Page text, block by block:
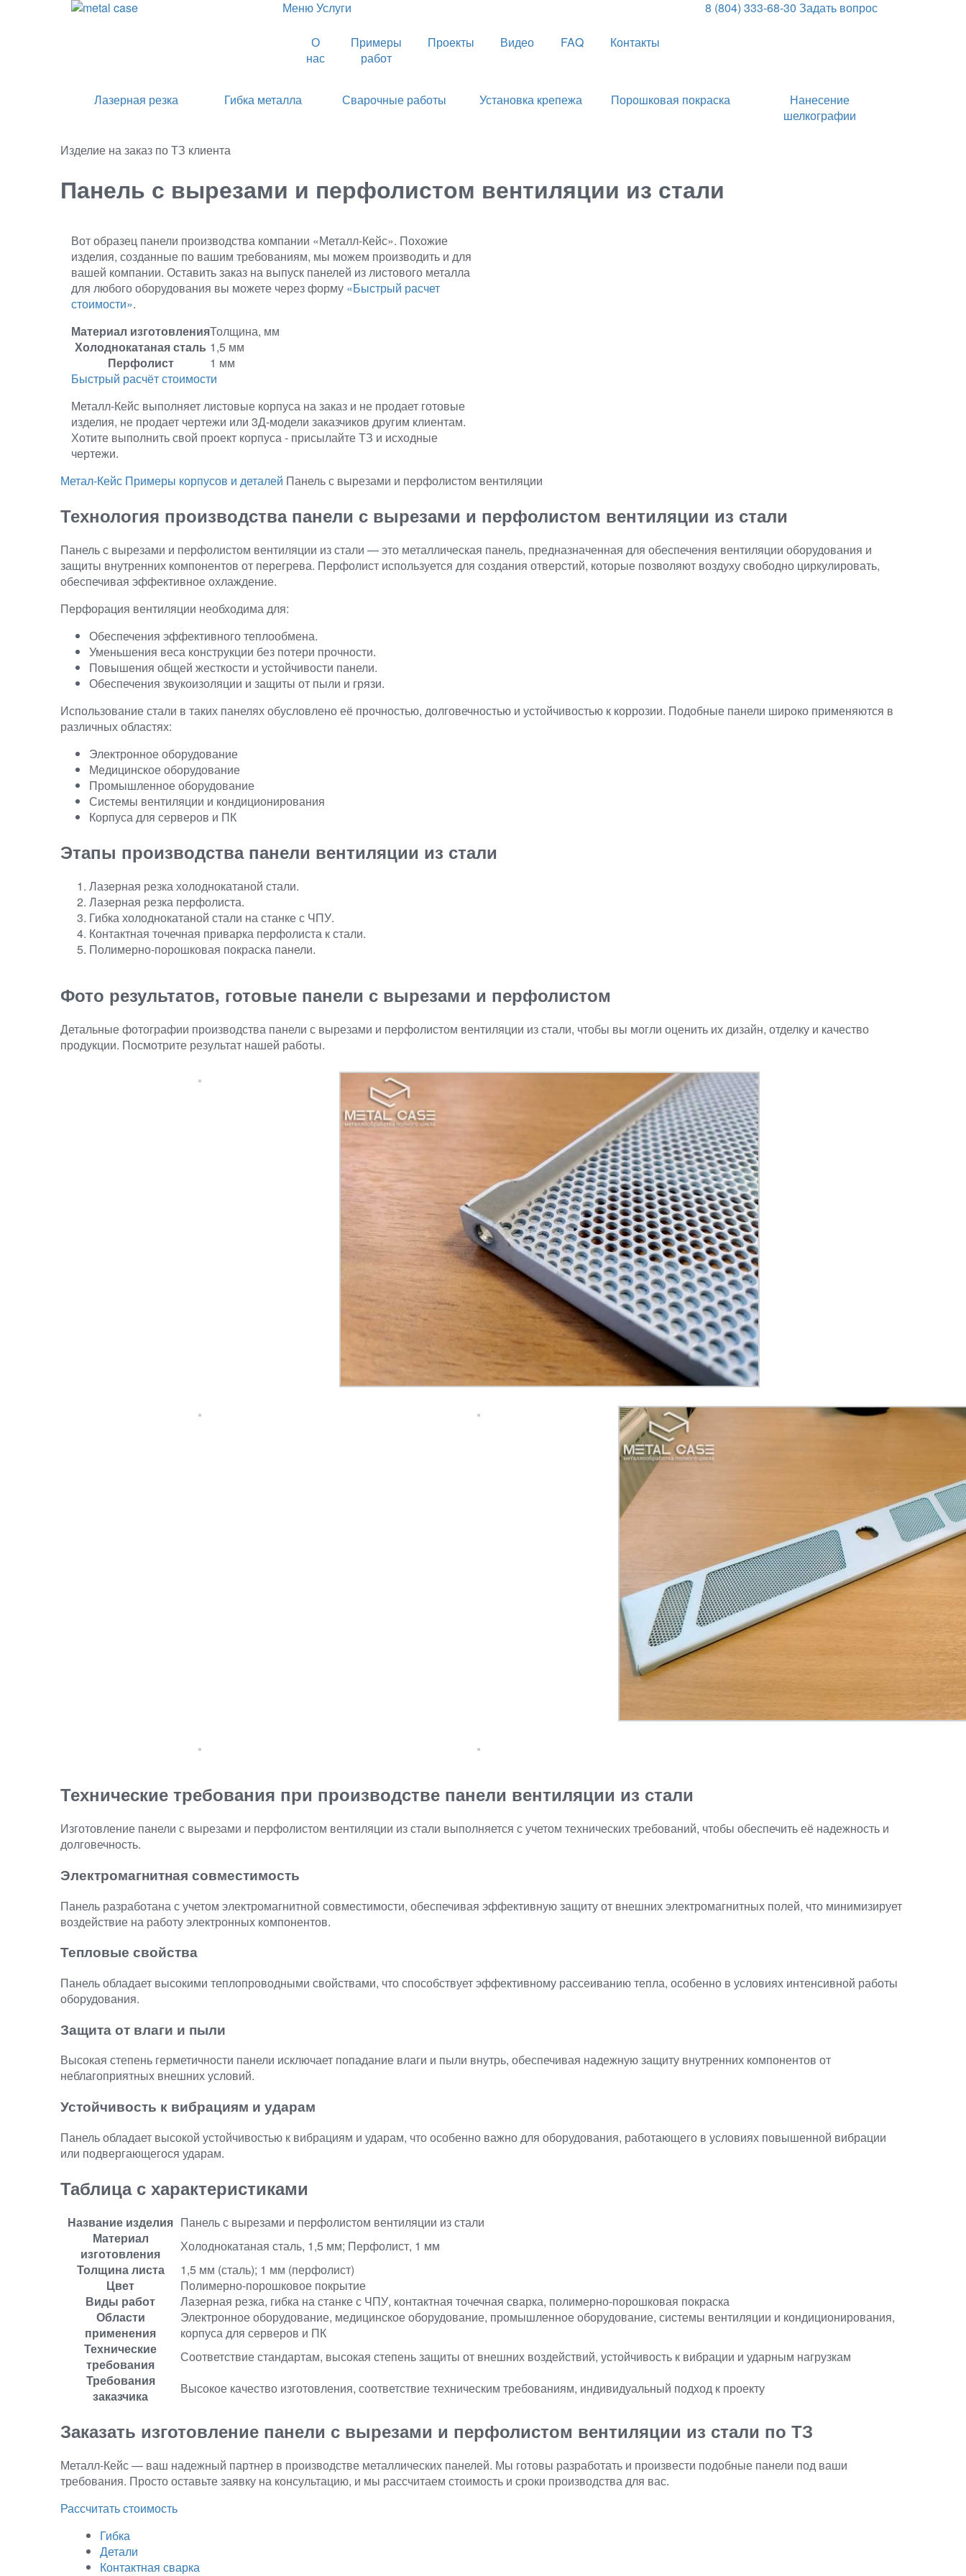
8 (804) 333-68-30 Задать вопрос
МенюУслуги
О
нас
Примеры
работ
Проекты Видео FAQ Контакты
Лазерная резка Гибка металла Сварочные работы Установка крепежа Порошковая покраска
Нанесение
шелкографии
Изделие на заказ по ТЗ клиента
Панель с вырезами и перфолистом вентиляции из стали
Вот образец панели производства компании «Металл-Кейс». Похожие
изделия, созданные по вашим требованиям, мы можем производить и для
вашей компании. Оставить заказ на выпуск панелей из листового металла
для любого оборудования вы можете через форму «Быстрый расчет
стоимости».
Материал изготовленияТолщина, мм
Холоднокатаная сталь 1,5 мм
Перфолист
1 мм
Быстрый расчёт стоимости
Металл-Кейс выполняет листовые корпуса на заказ и не продает готовые
изделия, не продает чертежи или 3Д-модели заказчиков другим клиентам.
Хотите выполнить свой проект корпуса - присылайте ТЗ и исходные
чертежи.
Метал-Кейс Примеры корпусов и деталей Панель с вырезами и перфолистом вентиляции
Технология производства панели с вырезами и перфолистом вентиляции из стали
Панель с вырезами и перфолистом вентиляции из стали — это металлическая панель, предназначенная для обеспечения вентиляции оборудования и
защиты внутренних компонентов от перегрева. Перфолист используется для создания отверстий, которые позволяют воздуху свободно циркулировать,
обеспечивая эффективное охлаждение.
Перфорация вентиляции необходима для:
Обеспечения эффективного теплообмена.
Уменьшения веса конструкции без потери прочности.
Повышения общей жесткости и устойчивости панели.
Обеспечения звукоизоляции и защиты от пыли и грязи.
Использование стали в таких панелях обусловлено её прочностью, долговечностью и устойчивостью к коррозии. Подобные панели широко применяются в
различных областях:
Электронное оборудование
Медицинское оборудование
Промышленное оборудование
Системы вентиляции и кондиционирования
Корпуса для серверов и ПК
Этапы производства панели вентиляции из стали
Лазерная резка холоднокатаной стали.
Лазерная резка перфолиста.
Гибка холоднокатаной стали на станке с ЧПУ.
Контактная точечная приварка перфолиста к стали.
Полимерно-порошковая покраска панели.
Фото результатов, готовые панели с вырезами и перфолистом
Детальные фотографии производства панели с вырезами и перфолистом вентиляции из стали, чтобы вы могли оценить их дизайн, отделку и качество
продукции. Посмотрите результат нашей работы.
Технические требования при производстве панели вентиляции из стали
Изготовление панели с вырезами и перфолистом вентиляции из стали выполняется с учетом технических требований, чтобы обеспечить её надежность и
долговечность.
Электромагнитная совместимость
Панель разработана с учетом электромагнитной совместимости, обеспечивая эффективную защиту от внешних электромагнитных полей, что минимизирует
воздействие на работу электронных компонентов.
Тепловые свойства
Панель обладает высокими теплопроводными свойствами, что способствует эффективному рассеиванию тепла, особенно в условиях интенсивной работы
оборудования.
Защита от влаги и пыли
Высокая степень герметичности панели исключает попадание влаги и пыли внутрь, обеспечивая надежную защиту внутренних компонентов от
неблагоприятных внешних условий.
Устойчивость к вибрациям и ударам
Панель обладает высокой устойчивостью к вибрациям и ударам, что особенно важно для оборудования, работающего в условиях повышенной вибрации
или подвергающегося ударам.
Таблица с характеристиками
Название изделия Панель с вырезами и перфолистом вентиляции из стали
Материал
изготовления
Холоднокатаная сталь, 1,5 мм; Перфолист, 1 мм
Толщина листа
1,5 мм (сталь); 1 мм (перфолист)
Цвет
Полимерно-порошковое покрытие
Виды работ
Лазерная резка, гибка на станке с ЧПУ, контактная точечная сварка, полимерно-порошковая покраска
Области
применения
Электронное оборудование, медицинское оборудование, промышленное оборудование, системы вентиляции и кондиционирования,
корпуса для серверов и ПК
Технические
требования
Соответствие стандартам, высокая степень защиты от внешних воздействий, устойчивость к вибрации и ударным нагрузкам
Требования
заказчика
Высокое качество изготовления, соответствие техническим требованиям, индивидуальный подход к проекту
Заказать изготовление панели с вырезами и перфолистом вентиляции из стали по ТЗ
Металл-Кейс — ваш надежный партнер в производстве металлических панелей. Мы готовы разработать и произвести подобные панели под ваши
требования. Просто оставьте заявку на консультацию, и мы рассчитаем стоимость и сроки производства для вас.
Рассчитать стоимость
Гибка
Детали
Контактная сварка